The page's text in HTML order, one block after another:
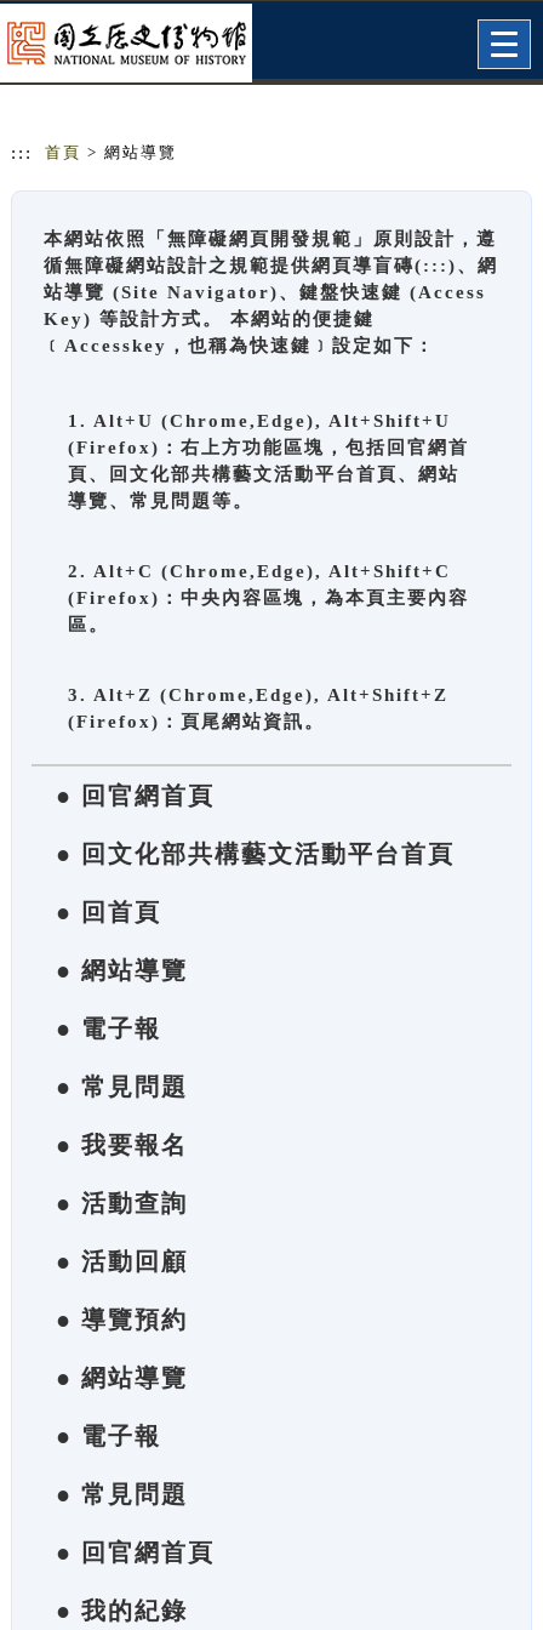
::: 首頁 > 網站導覽
本網站依照「無障礙網頁開發規範」原則設計，遵
循無障礙網站設計之規範提供網頁導盲磚(:::)、網
站導覽 (Site Navigator)、鍵盤快速鍵 (Access
Key) 等設計方式。 本網站的便捷鍵
﹝Accesskey，也稱為快速鍵﹞設定如下：
1. Alt+U (Chrome,Edge), Alt+Shift+U
(Firefox)：右上方功能區塊，包括回官網首
頁、回文化部共構藝文活動平台首頁、網站
導覽、常見問題等。
2. Alt+C (Chrome,Edge), Alt+Shift+C
(Firefox)：中央內容區塊，為本頁主要內容
區。
3. Alt+Z (Chrome,Edge), Alt+Shift+Z
(Firefox)：頁尾網站資訊。
● 回官網首頁
● 回文化部共構藝文活動平台首頁
● 回首頁
● 網站導覽
● 電子報
● 常見問題
● 我要報名
● 活動查詢
● 活動回顧
● 導覽預約
● 網站導覽
● 電子報
● 常見問題
● 回官網首頁
● 我的紀錄